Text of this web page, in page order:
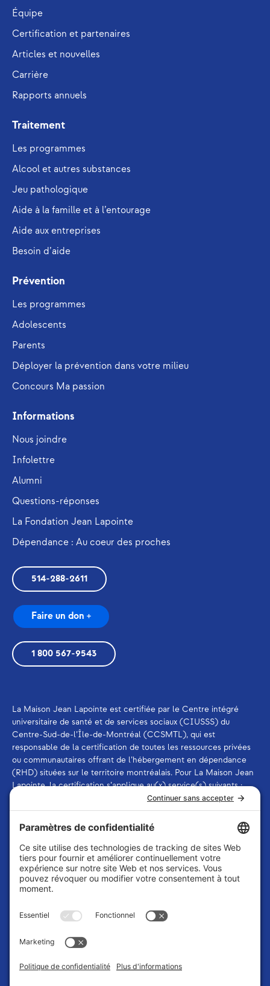
Équipe
Certification et partenaires
Articles et nouvelles
Carrière
Rapports annuels
Traitement
Les programmes
Alcool et autres substances
Jeu pathologique
Aide à la famille et à l’entourage
Aide aux entreprises
Besoin d’aide
Prévention
Les programmes
Adolescents
Parents
Déployer la prévention dans votre milieu
Concours Ma passion
Informations
Nous joindre
Infolettre
Alumni
Questions-réponses
La Fondation Jean Lapointe
Dépendance : Au coeur des proches
514-288-2611
Faire un don +
1 800 567-9543
La Maison Jean Lapointe est certifiée par le Centre intégré
universitaire de santé et de services sociaux (CIUSSS) du
Centre-Sud-de-l’Île-de-Montréal (CCSMTL), qui est
responsable de la certification de toutes les ressources privées
ou communautaires offrant de l’hébergement en dépendance
(RHD) situées sur le territoire montréalais. Pour La Maison Jean
Lapointe, la certification s’applique au(x) service(s) suivants :
ressource offrant des services de thérapie et ressource offrant
des services d’aide et de soutien à la désintoxication.
La Maison Jean Lapointe est membre de
intervenants en dépendance du Québec (AIDQ)et de
l’Association québécoise des centres d’intervention en
dépendance (AQCID).
La Maison Jean Lapointe reconnaît qu’elle est située en
Lapointe reconnaît la nation Kanien’kehá :ka comme gardienne
:ke/Montréal est historiquement connu comme un lieu de
aujourd’hui, une population autochtone diversifiée, ainsi que